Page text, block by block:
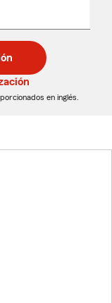
en inglés.